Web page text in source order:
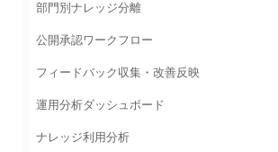
部門別ナレッジ分離
公開承認ワークフロー
フィードバック収集・改善反映
運用分析ダッシュボード
ナレッジ利用分析